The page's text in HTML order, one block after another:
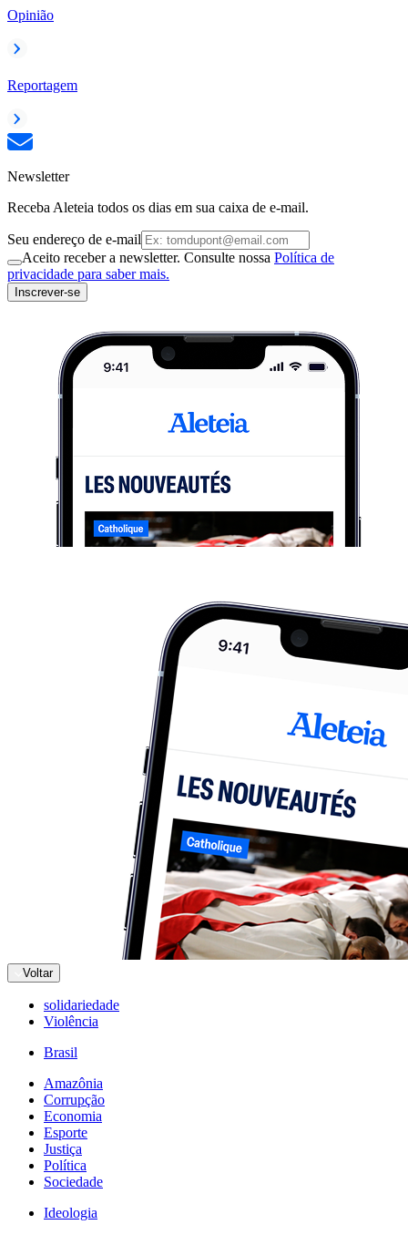
Opinião
Reportagem
Newsletter
Receba Aleteia todos os dias em sua caixa de e-mail.
Seu endereço de e-mail
Aceito receber a newsletter. Consulte nossa Política de
privacidade para saber mais.
Inscrever-se
Voltar
solidariedade
Violência
Brasil
Amazônia
Corrupção
Economia
Esporte
Justiça
Política
Sociedade
Ideologia